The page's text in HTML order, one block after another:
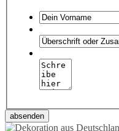
absenden